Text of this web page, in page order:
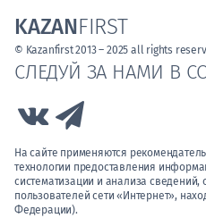
СЛЕДУЙ ЗА НАМИ В
Link to Vk
На сайте применяются
технологии предоставления
систематизации и анализа
пользователей сети «Интернет»,
Федерации).
KAZANFIRST
© Kazanfirst 2013 – 2025 all rights